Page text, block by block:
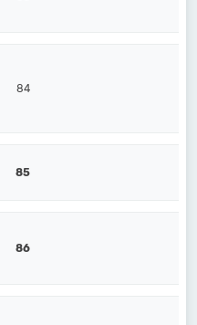
84
85
86